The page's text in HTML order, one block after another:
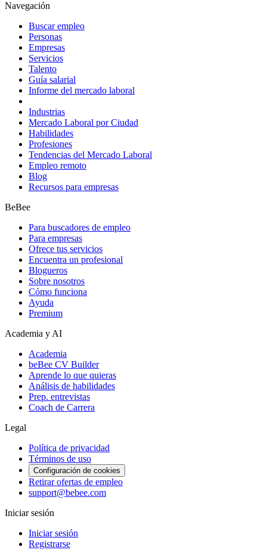
Navegación
Buscar empleo
Personas
Empresas
Servicios
Talento
Guía salarial
Informe del mercado laboral
Industrias
Mercado Laboral por Ciudad
Habilidades
Profesiones
Tendencias del Mercado Laboral
Empleo remoto
Blog
Recursos para empresas
BeBee
Para buscadores de empleo
Para empresas
Ofrece tus servicios
Encuentra un profesional
Blogueros
Sobre nosotros
Cómo funciona
Ayuda
Premium
Academia y AI
Academia
beBee CV Builder
Aprende lo que quieras
Análisis de habilidades
Prep. entrevistas
Coach de Carrera
Legal
Política de privacidad
Términos de uso
Configuración de cookies
Retirar ofertas de empleo
support@bebee.com
Iniciar sesión
Iniciar sesión
Registrarse